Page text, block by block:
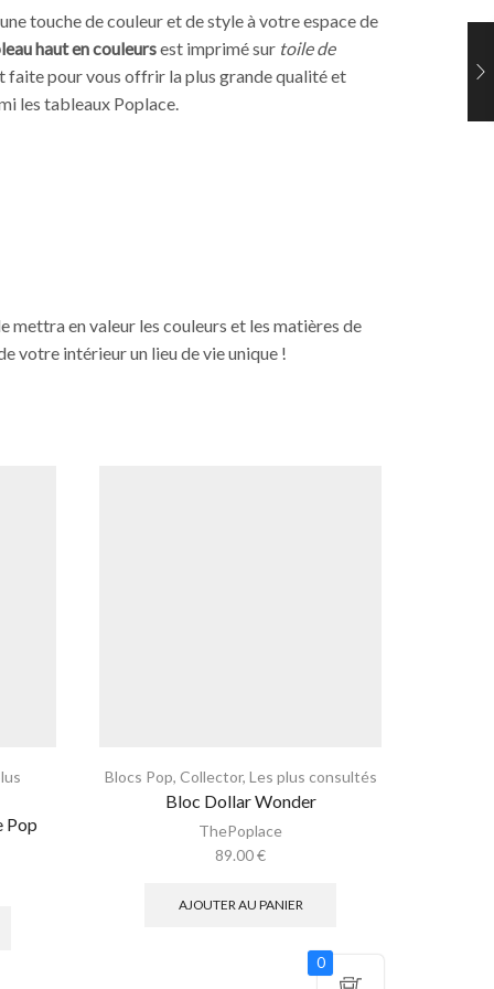
touche de couleur et de style à votre espace de
haut en couleursest imprimé sur toile de
faite pour vous offrir la plus grande qualité et
les tableaux Poplace.
mettra en valeur les couleurs et les matières de
votre intérieur un lieu de vie unique !
Pop
Blocs Pop, Collector, Les plus consultés
Bloc Dollar Wonder
ThePoplace
89.00€
AJOUTER AU PANIER
0